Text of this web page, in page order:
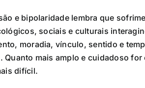
e bipolaridade lembra que
sociais e culturais
moradia, vínculo, sentido e
Quanto mais amplo e cuidadoso
difícil.